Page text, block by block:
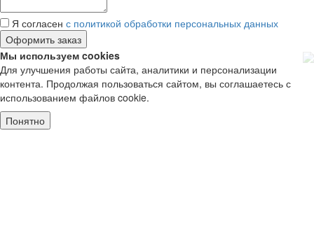
Я согласен с политикой обработки персональных данных
Мы используем cookies
Для улучшения работы сайта, аналитики и персонализации
контента. Продолжая пользоваться сайтом, вы соглашаетесь с
использованием файлов cookie.
Понятно